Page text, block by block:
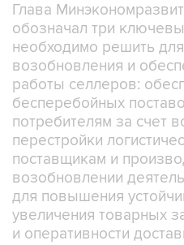
Глава
обозначал три
необходимо решить
возобновления и
работы селлеров:
бесперебойных
потребителям за счет
перестройки
поставщикам и
возобновлении
для повышения
увеличения товарных
и оперативности